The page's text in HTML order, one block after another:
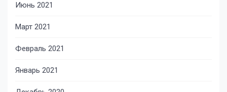
Июнь 2021
Март 2021
Февраль 2021
Январь 2021